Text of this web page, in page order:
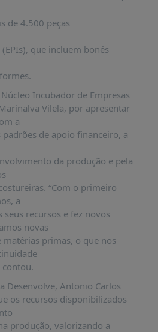
de 4.500 peças
que incluem bonés
Incubador de Empresas
Vilela, por apresentar
a
de apoio financeiro, a
da produção e pela
“Com o primeiro
a
seus recursos e fez novos
novas
matérias primas, o que nos
contou.
Desenvolve, Antonio Carlos
os recursos disponibilizados
produção, valorizando a